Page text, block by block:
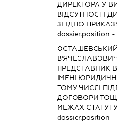
ДИРЕКТОРА У
ВІДСУТНОСТІ
ЗГІДНО
dossier.position -
В'ЯЧЕСЛАВОВИЧ
ПРЕДСТАВНИК
ІМЕНІ
ТОМУ ЧИСЛІ
ДОГОВОРИ
МЕЖАХ
dossier.position -